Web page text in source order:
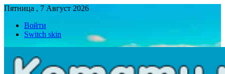
Пятница , 7 Август 2026
Войти
Switch skin